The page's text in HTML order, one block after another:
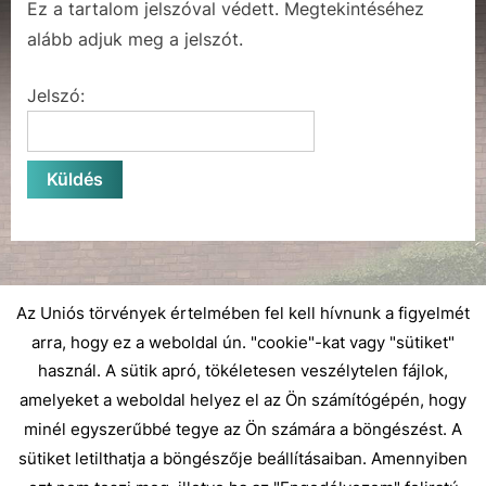
Ez a tartalom jelszóval védett. Megtekintéséhez
alább adjuk meg a jelszót.
Jelszó:
Az Uniós törvények értelmében fel kell hívnunk a figyelmét
arra, hogy ez a weboldal ún. "cookie"-kat vagy "sütiket"
használ. A sütik apró, tökéletesen veszélytelen fájlok,
amelyeket a weboldal helyez el az Ön számítógépén, hogy
minél egyszerűbbé tegye az Ön számára a böngészést. A
sütiket letilthatja a böngészője beállításaiban. Amennyiben